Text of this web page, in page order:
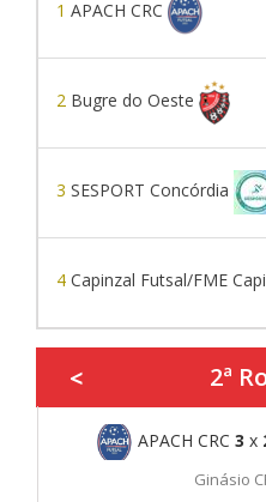
1 APACH CRC
2 Bugre do Oeste
3 SESPORT Concórdia
4 Capinzal Futsal/FME
< 2ª
APACH CRC 3 x
Ginásio